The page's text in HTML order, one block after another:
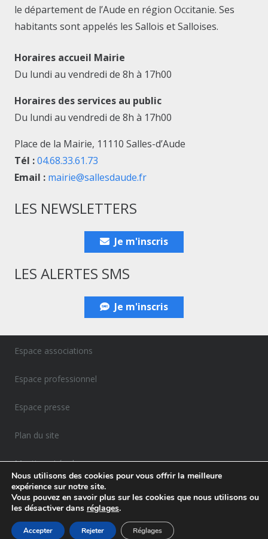
le département de l’Aude en région Occitanie. Ses
habitants sont appelés les Sallois et Salloises.
Horaires accueil Mairie
Du lundi au vendredi de 8h à 17h00
Horaires des services au public
Du lundi au vendredi de 8h à 17h00
Place de la Mairie, 11110 Salles-d’Aude
Tél :04.68.33.61.73
Email : mairie@sallesdaude.fr
LES NEWSLETTERS
Je m'inscris
LES ALERTES SMS
Je m'inscris
Espace associations
Espace professionnel
Espace presse
Plan du site
Mentions Légales
Politique de confidentialité
Nous utilisons des cookies pour vous offrir la meilleure
expérience sur notre site.
Vous pouvez en savoir plus sur les cookies que nous utilisons ou
les désactiver dans réglages.
Accepter Rejeter Réglages